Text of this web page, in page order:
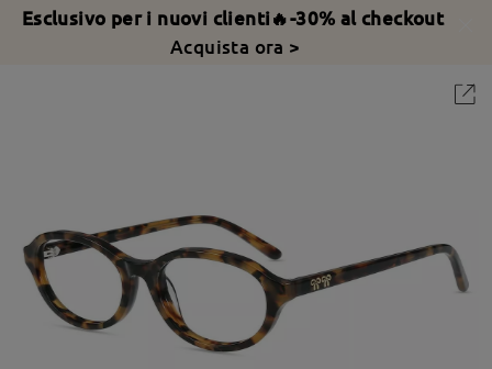
Esclusivo per i nuovi clienti🔥-30% al checkout
Acquista ora >